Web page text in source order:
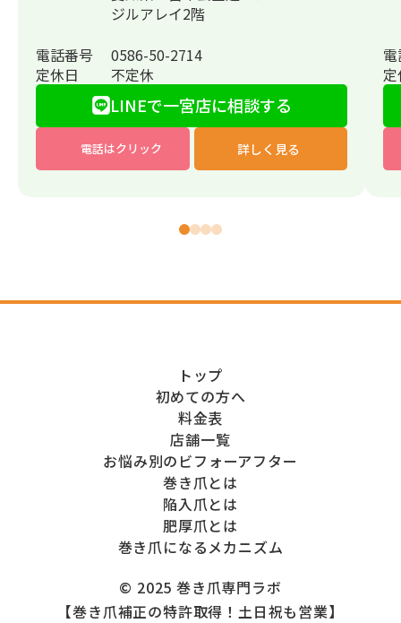
ジルアレイ2階
電話番号
0586-50-2714
定休日
不定休
LINEで一宮店に相談する
電話はクリック 詳しく見る
トップ
初めての方へ
料金表
店舗一覧
お悩み別のビフォーアフター
巻き爪とは
陥入爪とは
肥厚爪とは
巻き爪になるメカニズム
© 2025 巻き爪専門ラボ
【巻き爪補正の特許取得！土日祝も営業】